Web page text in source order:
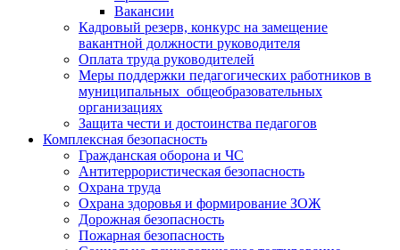
Вакансии
Кадровый резерв, конкурс на замещение
вакантной должности руководителя
Оплата труда руководителей
Меры поддержки педагогических работников в
муниципальных общеобразовательных
организациях
Защита чести и достоинства педагогов
Комплексная безопасность
Гражданская оборона и ЧС
Антитеррористическая безопасность
Охрана труда
Охрана здоровья и формирование ЗОЖ
Дорожная безопасность
Пожарная безопасность